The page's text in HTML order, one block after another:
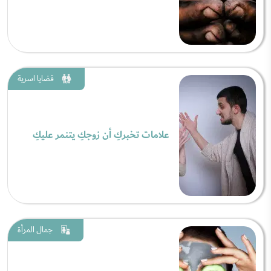
قضايا اسرية
علامات تخبركِ أن زوجكِ يتنمر عليكِ
جمال المرأة